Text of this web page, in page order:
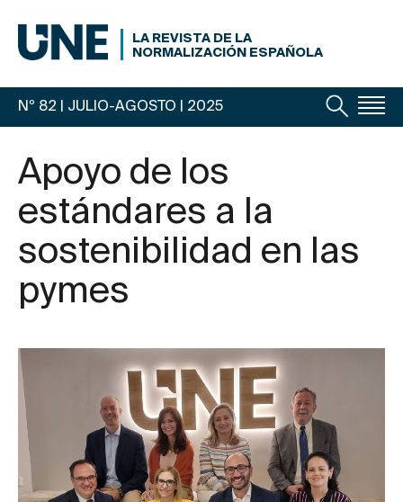
LA REVISTA DE LA
NORMALIZACIÓN ESPAÑOLA
Nº 82 | JULIO-AGOSTO | 2025
Apoyo de los
estándares a la
sostenibilidad en las
pymes